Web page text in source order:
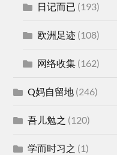
日记而已 (193)
欧洲足迹 (108)
网络收集 (162)
Q妈自留地 (246)
吾儿勉之 (120)
学而时习之 (1)